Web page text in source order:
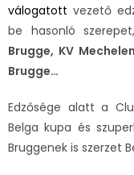
válogatott vezető
be hasonló
Brugge, KV
Brugge…
Edzősége alatt a
Belga kupa és
Bruggenek is szerzet